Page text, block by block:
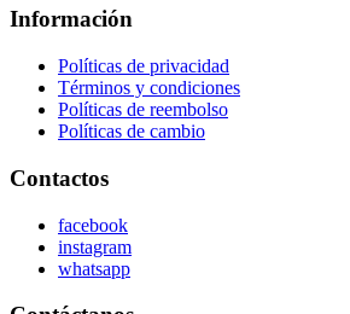
Información
Políticas de privacidad
Términos y condiciones
Políticas de reembolso
Políticas de cambio
Contactos
facebook
instagram
whatsapp